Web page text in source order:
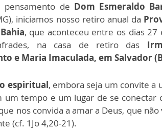
pensamento de Dom Esmeraldo
iniciamos nosso retiro anual da
, que aconteceu entre os dias
na casa de retiro das
e Maria Imaculada, em Salvador
espiritual, embora seja um convite a
um tempo e um lugar de se conectar
nos convida a amar a Deus, que
(cf. 1Jo 4,20-21).